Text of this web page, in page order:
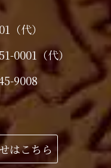
（代）
0001（代）
9008
はこちら